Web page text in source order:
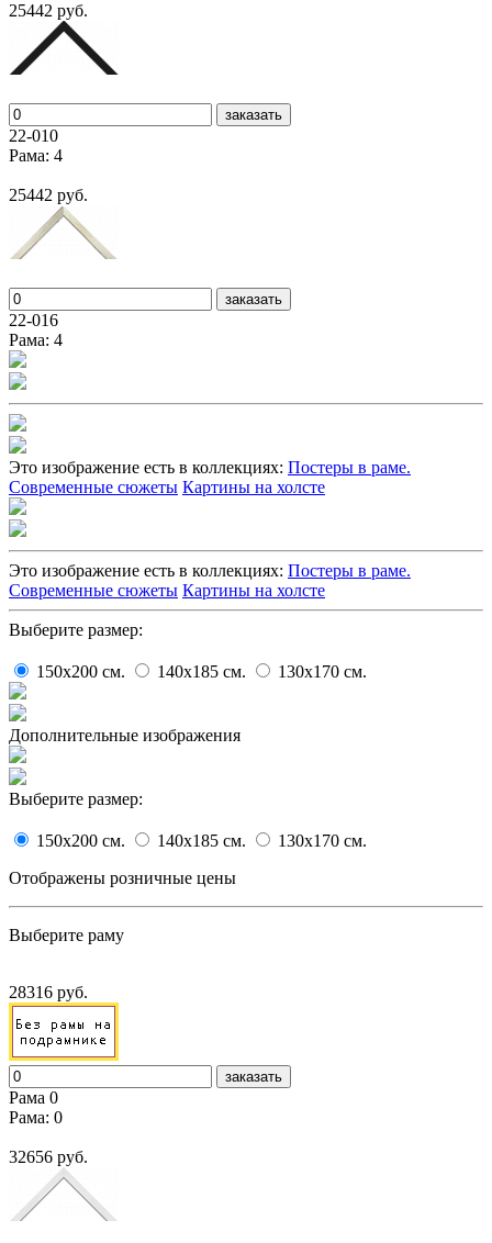
25442 руб.
заказать
22-010
Рама: 4
25442 руб.
заказать
22-016
Рама: 4
Это изображение есть в коллекциях: Постеры в раме.
Современные сюжеты Картины на холсте
Это изображение есть в коллекциях: Постеры в раме.
Современные сюжеты Картины на холсте
Выберите размер:
150x200 cм. 140x185 cм. 130x170 cм.
Дополнительные изображения
Выберите размер:
150x200 cм. 140x185 cм. 130x170 cм.
Отображены розничные цены
Выберите раму
28316 руб.
заказать
Рама 0
Рама: 0
32656 руб.